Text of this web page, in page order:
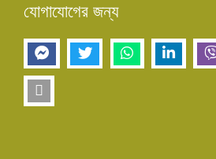
যোগাযোগের জন্য